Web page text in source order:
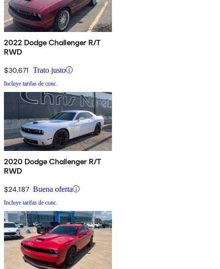
2022 Dodge Challenger R/T
RWD
$30,671 Trato justo
Incluye tarifas de conc.
2020 Dodge Challenger R/T
RWD
$24,187 Buena oferta
Incluye tarifas de conc.